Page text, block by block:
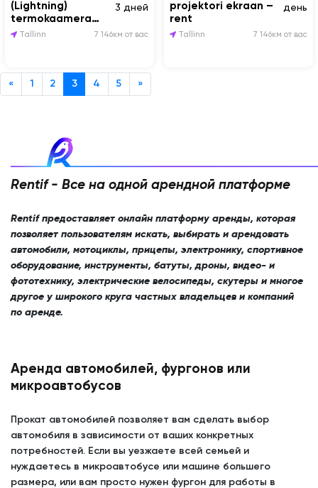
(Lightning)
termokaamera
(rent)
3 дней
Tallinn 7 146км от вас
projektori ekraan –
rent
день
Tallinn 7 146км от вас
« 1 2 3 4 5 »
Rentif - Все на одной арендной платформе
Rentif предоставляет онлайн платформу аренды, которая
позволяет пользователям искать, выбирать и арендовать
автомобили, мотоциклы, прицепы, электронику, спортивное
оборудование, инструменты, батуты, дроны, видео- и
фототехнику, электрические велосипеды, скутеры и многое
другое у широкого круга частных владельцев и компаний
по аренде.
Аренда автомобилей, фургонов или
микроавтобусов
Прокат автомобилей позволяет вам сделать выбор
автомобиля в зависимости от ваших конкретных
потребностей. Если вы уезжаете всей семьей и
нуждаетесь в микроавтобусе или машине большего
размера, или вам просто нужен фургон для работы в